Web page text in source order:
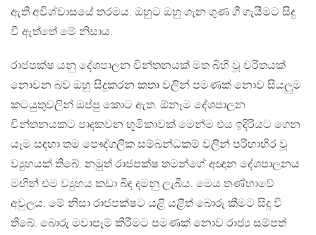
ඇති අවිශ්වාසයේ තරමය. ඔහුට ඔහු ගැන ගුණ ගී ගැයීමට සිදු
වී ඇත්තේ මේ නිසාය.
රාජපක්ෂ යනු දේශපාලන චින්තනයක් මත බිහි වූ චරිතයක්
නොවන බව ඔහු සිදුකරන කතා වලින් පමණක් නොව සියලුම
කටයුතුවලින් ඔප්පු කොට ඇත. ඕනෑම දේශපාලන
චින්තනයකට පාදකවන භූමිකාවක් මෙන්ම එය ඉදිරියට ගෙන
යෑම සඳහා තම පෞද්ගලික සම්බන්ධකම් වලින් පරිභාහිර වූ
ව්‍යුහයක් තිබේ. නමුත් රාජපක්ෂ තමන්ගේ අඥාන දේශපාලනය
මඟින් එම ව්‍යුහය කඩා බිඳ දමනු ලැබීය. මෙය තණ්හාවේ
අවුලය. මේ නිසා රාජපක්ෂට යළි යළිත් බොරු කීමට සිදු වී
තිබේ. බොරු මවාපෑම් කිරීමට පමණක් නොව රාජ්‍ය සම්පත්